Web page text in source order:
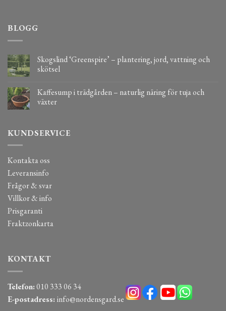
BLOGG
Skogslind ‘Greenspire’ – plantering, jord, vattning och
skötsel
Kaffesump i trädgården – naturlig näring för tuja och
växter
KUNDSERVICE
Kontakta oss
Leveransinfo
Frågor & svar
Villkor & info
Prisgaranti
Fraktzonkarta
KONTAKT
Telefon:010 333 06 34
E-postadress: info@nordensgard.se